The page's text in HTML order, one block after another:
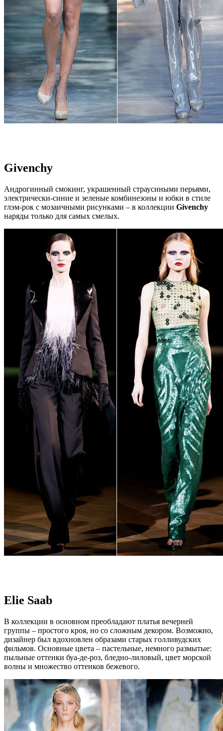
Givenchy
Андрогинный смокинг, украшенный страусиными перьями,
электрически-синие и зеленые комбинезоны и юбки в стиле
глэм-рок с мозаичными рисунками – в коллекции Givenchy
наряды только для самых смелых.
Elie Saab
В коллекции в основном преобладают платья вечерней
группы – простого кроя, но со сложным декором. Возможно,
дизайнер был вдохновлен образами старых голливудских
фильмов. Основные цвета – пастельные, немного размытые:
пыльные оттенки буа-де-роз, бледно-лиловый, цвет морской
волны и множество оттенков бежевого.